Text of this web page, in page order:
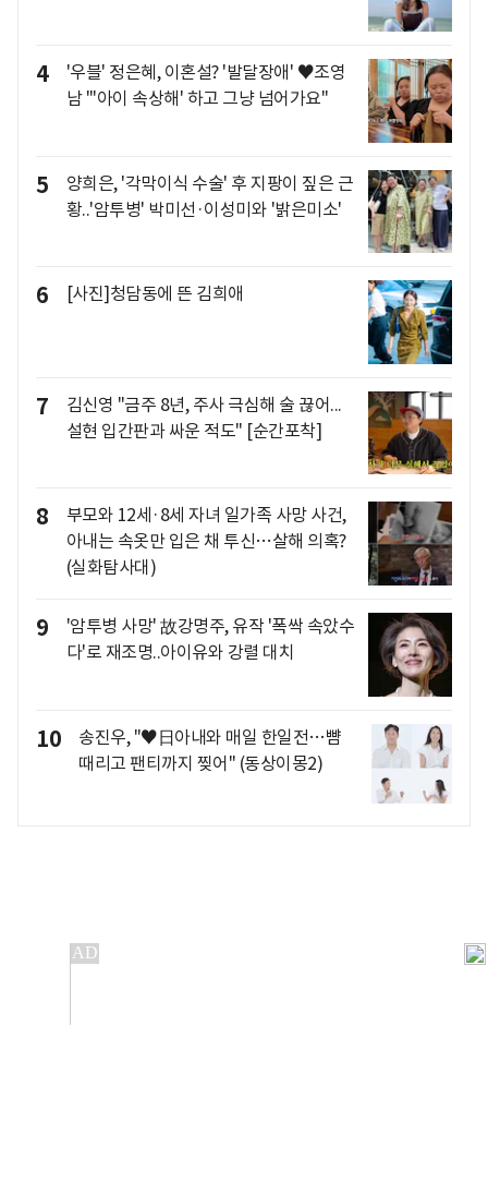
4
'우블' 정은혜, 이혼설? '발달장애' ♥조영
남 "'아이 속상해' 하고 그냥 넘어가요"
5
양희은, '각막이식 수술' 후 지팡이 짚은 근
황..'암투병' 박미선·이성미와 '밝은미소'
6 [사진]청담동에 뜬 김희애
7
김신영 "금주 8년, 주사 극심해 술 끊어...
설현 입간판과 싸운 적도" [순간포착]
8
부모와 12세·8세 자녀 일가족 사망 사건,
아내는 속옷만 입은 채 투신…살해 의혹?
(실화탐사대)
9
'암투병 사망' 故강명주, 유작 '폭싹 속았수
다'로 재조명..아이유와 강렬 대치
10
송진우, "♥日아내와 매일 한일전…뺨
때리고 팬티까지 찢어" (동상이몽2)